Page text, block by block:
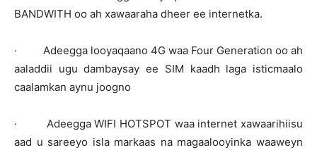
BANDWITH oo ah xawaaraha dheer ee internetka.
· Adeegga looyaqaano 4G waa Four Generation oo ah
aaladdii ugu dambaysay ee SIM kaadh laga isticmaalo
caalamkan aynu joogno
· Adeegga WIFI HOTSPOT waa internet xawaarihiisu
aad u sareeyo isla markaas na magaalooyinka waaweyn